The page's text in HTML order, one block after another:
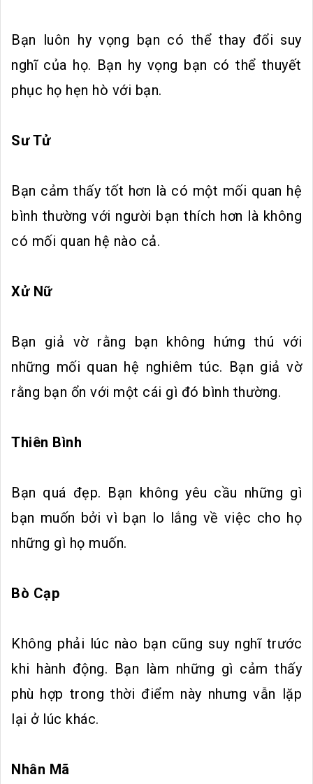
Bạn luôn hy vọng bạn có thể thay đổi suy
nghĩ của họ. Bạn hy vọng bạn có thể thuyết
phục họ hẹn hò với bạn.
Sư Tử
Bạn cảm thấy tốt hơn là có một mối quan hệ
bình thường với người bạn thích hơn là không
có mối quan hệ nào cả.
Xử Nữ
Bạn giả vờ rằng bạn không hứng thú với
những mối quan hệ nghiêm túc. Bạn giả vờ
rằng bạn ổn với một cái gì đó bình thường.
Thiên Bình
Bạn quá đẹp. Bạn không yêu cầu những gì
bạn muốn bởi vì bạn lo lắng về việc cho họ
những gì họ muốn.
Bò Cạp
Không phải lúc nào bạn cũng suy nghĩ trước
khi hành động. Bạn làm những gì cảm thấy
phù hợp trong thời điểm này nhưng vẫn lặp
lại ở lúc khác.
Nhân Mã